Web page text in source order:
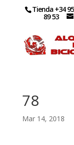
Tienda +34
89 53
78
Mar 14, 2018